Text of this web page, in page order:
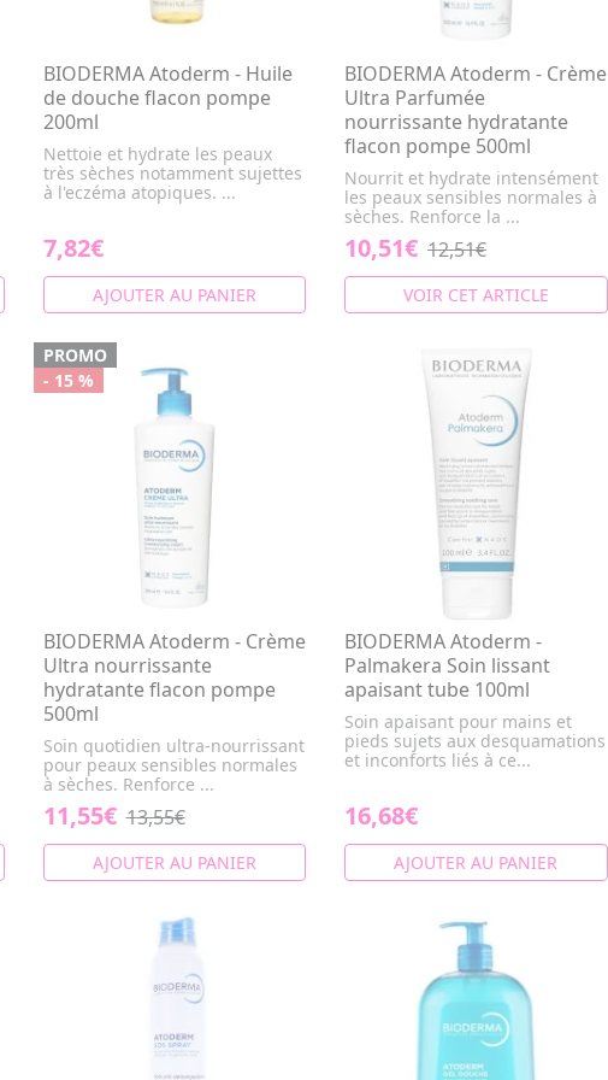
BIODERMA Atoderm - Huile
de douche flacon pompe
200ml
Nettoie et hydrate les peaux
très sèches notamment sujettes
à l'eczéma atopiques. ...
7,82€
AJOUTER AU PANIER
BIODERMA Atoderm - Crème
Ultra Parfumée
nourrissante hydratante
flacon pompe 500ml
Nourrit et hydrate intensément
les peaux sensibles normales à
sèches. Renforce la ...
10,51€ 12,51€
VOIR CET ARTICLE
PROMO
- 15 %
BIODERMA Atoderm - Crème
Ultra nourrissante
hydratante flacon pompe
500ml
Soin quotidien ultra-nourrissant
pour peaux sensibles normales
à sèches. Renforce ...
11,55€ 13,55€
AJOUTER AU PANIER
BIODERMA Atoderm -
Palmakera Soin lissant
apaisant tube 100ml
Soin apaisant pour mains et
pieds sujets aux desquamations
et inconforts liés à ce...
16,68€
AJOUTER AU PANIER